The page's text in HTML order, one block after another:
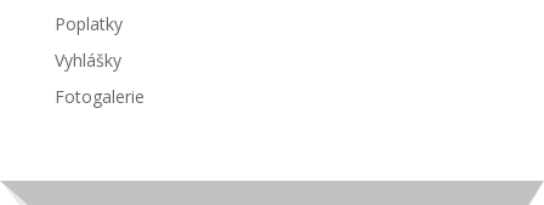
Poplatky
Vyhlášky
Fotogalerie